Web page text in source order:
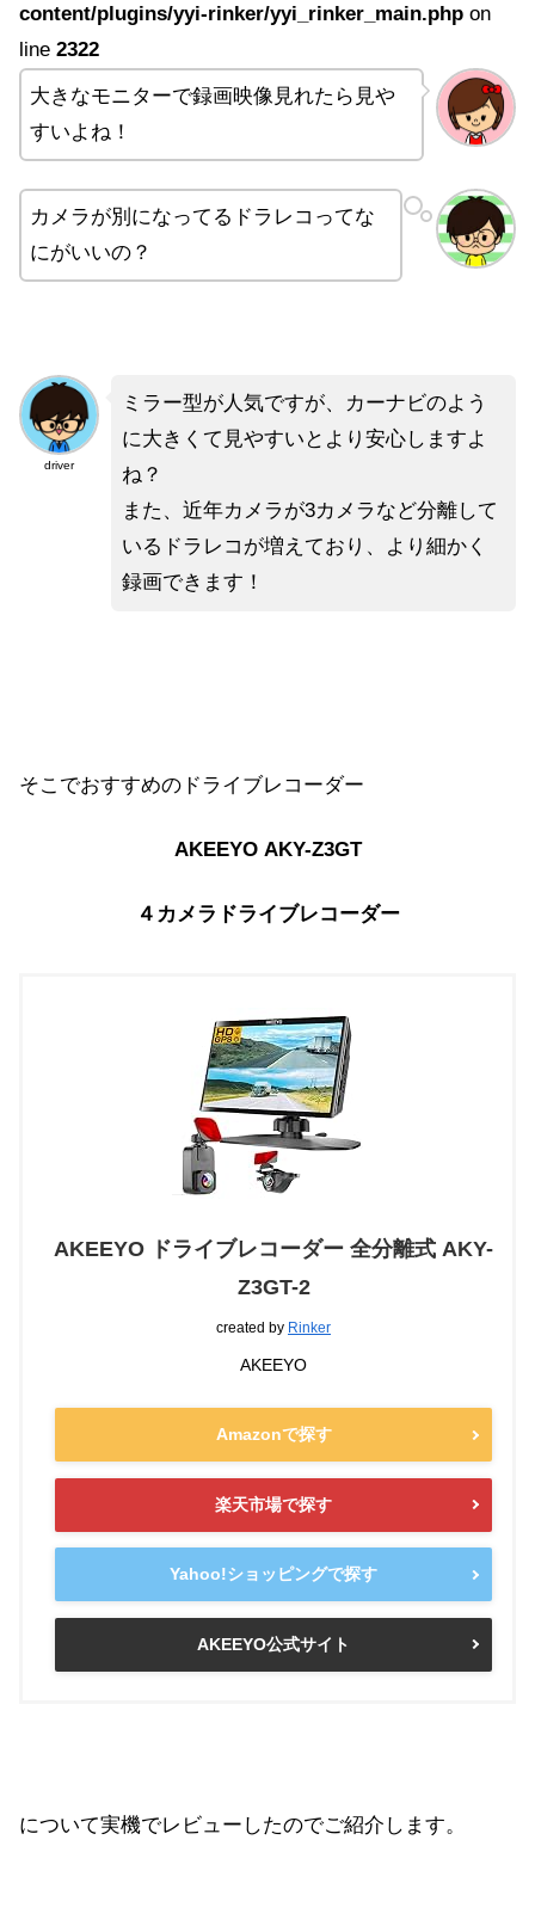
content/plugins/yyi-rinker/yyi_rinker_main.php on
line 2322
大きなモニターで録画映像見れたら見や
すいよね！
カメラが別になってるドラレコってな
にがいいの？
driver
ミラー型が人気ですが、カーナビのよう
に大きくて見やすいとより安心しますよ
ね？
また、近年カメラが3カメラなど分離して
いるドラレコが増えており、より細かく
録画できます！
そこでおすすめのドライブレコーダー
AKEEYO AKY-Z3GT
４カメラドライブレコーダー
AKEEYO ドライブレコーダー 全分離式 AKY-
Z3GT-2
created by Rinker
AKEEYO
Amazonで探す
楽天市場で探す
Yahoo!ショッピングで探す
AKEEYO公式サイト
について実機でレビューしたのでご紹介します。